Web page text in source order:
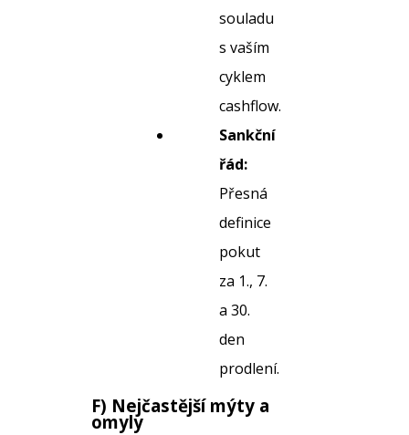
souladu
s vaším
cyklem
cashflow.
Sankční
řád:
Přesná
definice
pokut
za 1., 7.
a 30.
den
prodlení.
F) Nejčastější mýty a
omyly